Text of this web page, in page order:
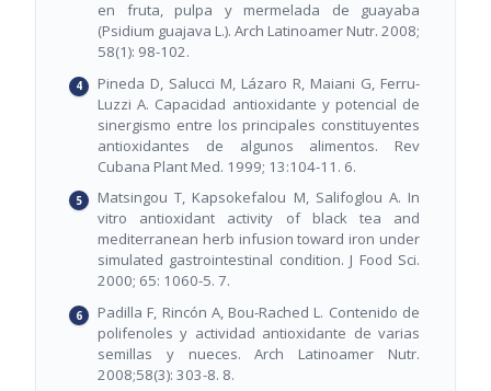
en fruta, pulpa y mermelada de guayaba
(Psidium guajava L.). Arch Latinoamer Nutr. 2008;
58(1): 98-102.
Pineda D, Salucci M, Lázaro R, Maiani G, Ferru-
Luzzi A. Capacidad antioxidante y potencial de
sinergismo entre los principales constituyentes
antioxidantes de algunos alimentos. Rev
Cubana Plant Med. 1999; 13:104-11. 6.
Matsingou T, Kapsokefalou M, Salifoglou A. In
vitro antioxidant activity of black tea and
mediterranean herb infusion toward iron under
simulated gastrointestinal condition. J Food Sci.
2000; 65: 1060-5. 7.
Padilla F, Rincón A, Bou-Rached L. Contenido de
polifenoles y actividad antioxidante de varias
semillas y nueces. Arch Latinoamer Nutr.
2008;58(3): 303-8. 8.